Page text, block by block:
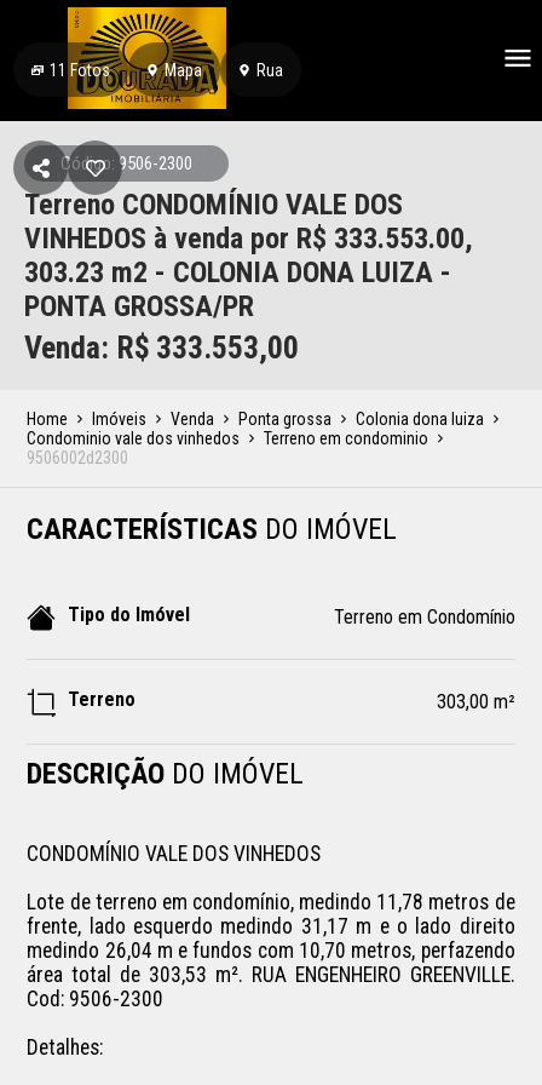
11 Fotos Mapa Rua
Código: 9506-2300
Terreno CONDOMÍNIO VALE DOS
VINHEDOS à venda por R$ 333.553.00,
303.23 m2 - COLONIA DONA LUIZA -
PONTA GROSSA/PR
Venda: R$ 333.553,00
Home Imóveis Venda Ponta grossa
Colonia dona luiza
Condominio vale dos vinhedos
Terreno em condominio
9506002d2300
CARACTERÍSTICAS DO IMÓVEL
Tipo do Imóvel Terreno em Condomínio
Terreno 303,00 m²
DESCRIÇÃO DO IMÓVEL
CONDOMÍNIO VALE DOS VINHEDOS
Lote de terreno em condomínio, medindo 11,78 metros de
frente, lado esquerdo medindo 31,17 m e o lado direito
medindo 26,04 m e fundos com 10,70 metros, perfazendo
área total de 303,53 m². RUA ENGENHEIRO GREENVILLE.
Cod: 9506-2300
Detalhes: